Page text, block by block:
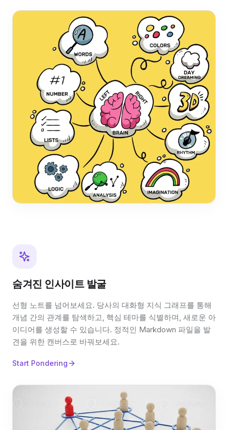
숨겨진 인사이트 발굴
선형 노트를 넘어보세요. 당사의 대화형 지식 그래프를 통해
개념 간의 관계를 탐색하고, 핵심 테마를 식별하며, 새로운 아
이디어를 생성할 수 있습니다. 정적인 Markdown 파일을 발
견을 위한 캔버스로 바꿔보세요.
Start Pondering